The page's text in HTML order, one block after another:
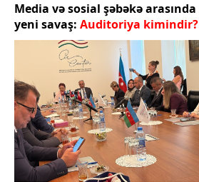
Media və sosial şəbəkə arasında
yeni savaş: Auditoriya kimindir?